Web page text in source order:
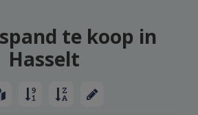
te koop in
Hasselt